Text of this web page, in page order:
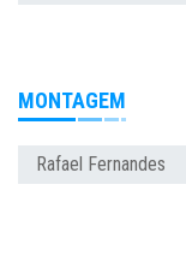
MONTAGEM
Rafael Fernandes